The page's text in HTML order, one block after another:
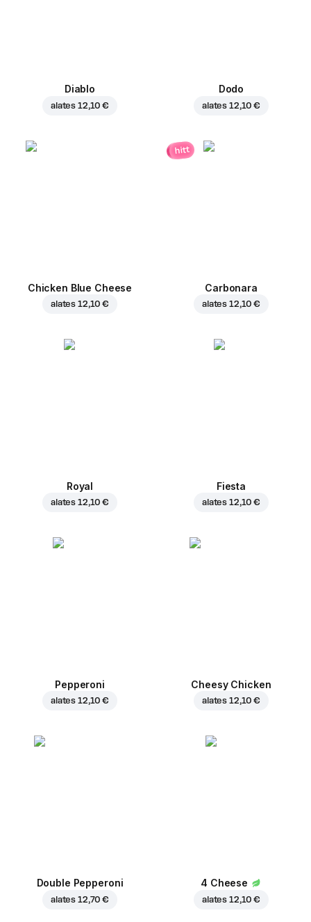
Diablo
alates 12,10 €
Dodo
alates 12,10 €
Chicken Blue Cheese
alates 12,10 €
hitt
Carbonara
alates 12,10 €
Royal
alates 12,10 €
Fiesta
alates 12,10 €
Pepperoni
alates 12,10 €
Cheesy Chicken
alates 12,10 €
Double Pepperoni
alates 12,70 €
4 Cheese
alates 12,10 €